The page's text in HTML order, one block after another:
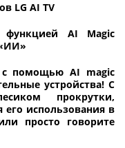
LG AI TV
функцией AI Magic
с помощью AI magic
устройства! С
прокрутки,
использования в
просто говорите